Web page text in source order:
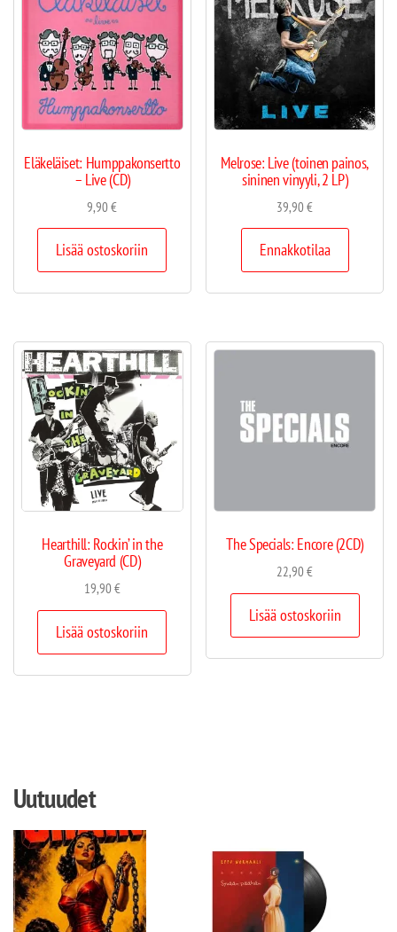
Eläkeläiset: Humppakonsertto
– Live (CD)
9,90€
Lisää ostoskoriin
Melrose: Live (toinen painos,
sininen vinyyli, 2 LP)
39,90€
Ennakkotilaa
Hearthill: Rockin’ in the
Graveyard (CD)
19,90€
Lisää ostoskoriin
The Specials: Encore (2CD)
22,90€
Lisää ostoskoriin
Uutuudet